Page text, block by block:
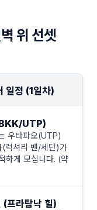
위 선셋
정 (1일차)
UTP)
우타파오(UTP)
(럭셔리 밴/세단)가
하게 모십니다. (약
(프라탐낙 힐)